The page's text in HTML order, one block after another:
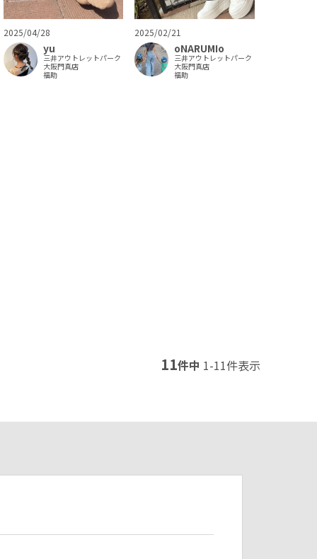
2025/04/28
yu
三井アウトレットパーク
大阪門真店
福助
2025/02/21
oNARUMIo
三井アウトレットパーク
大阪門真店
福助
11件中 1-11件表示